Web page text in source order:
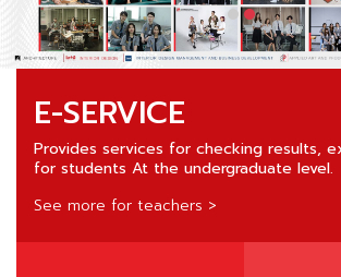
E-SERVICE
Provides services for checking results,
for students At the undergraduate level.
See more for teachers >